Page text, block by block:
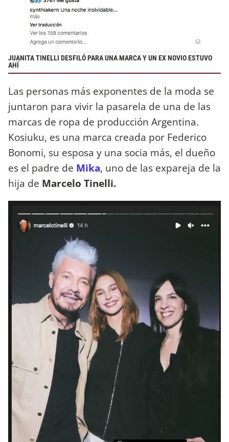
JUANITA TINELLI DESFILÓ PARA UNA MARCA Y UN EX NOVIO ESTUVO
AHÍ
Las personas más exponentes de la moda se
juntaron para vivir la pasarela de una de las
marcas de ropa de producción Argentina.
Kosiuku, es una marca creada por Federico
Bonomi, su esposa y una socia más, el dueño
es el padre de Mika, uno de las expareja de la
hija de Marcelo Tinelli.